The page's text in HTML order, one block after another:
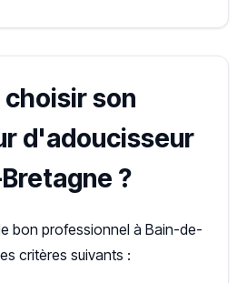
son
d'adoucisseur
?
bon professionnel à Bain-de-
critères suivants :